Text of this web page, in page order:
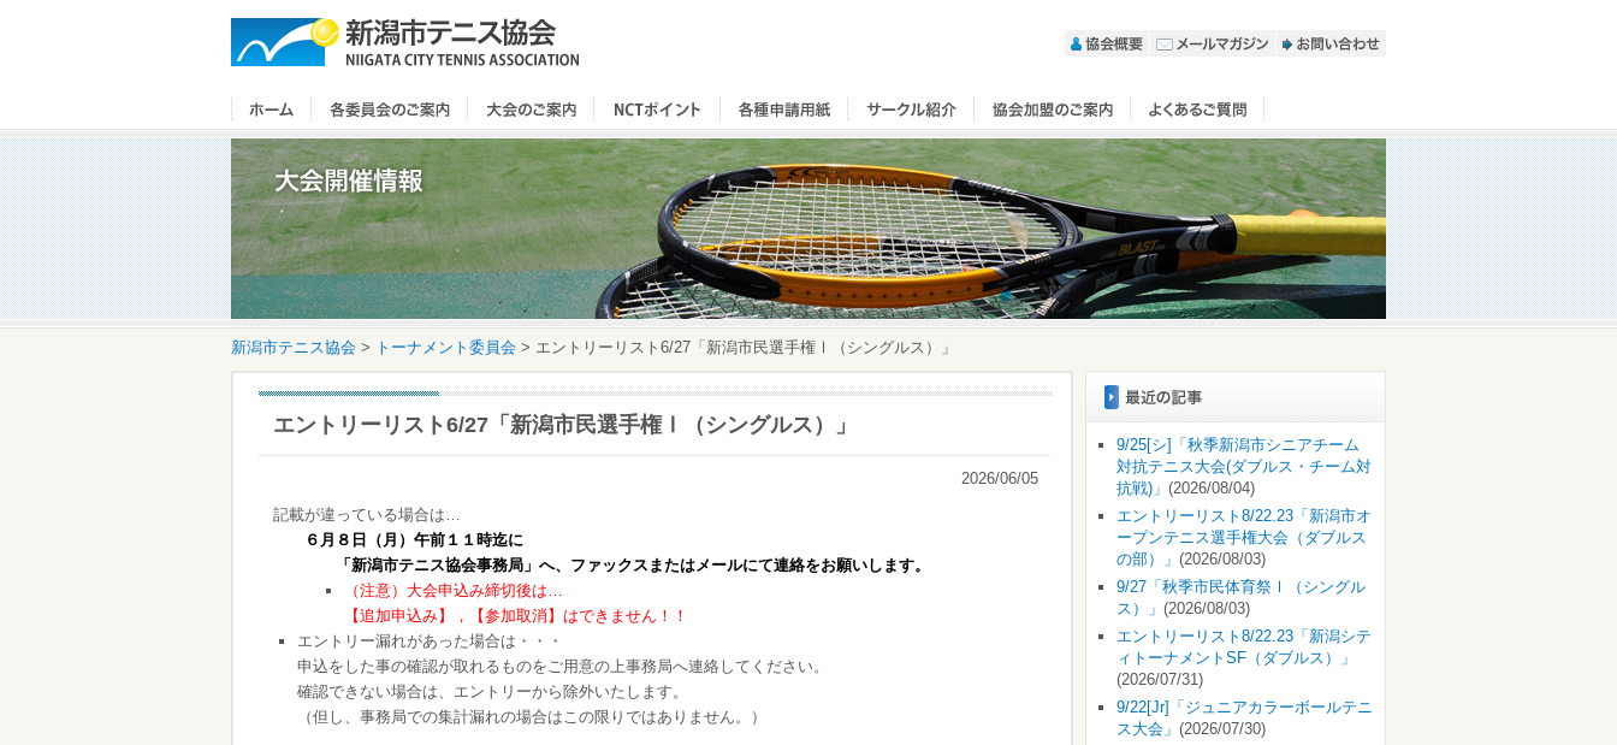
新潟市テニス協会 > トーナメント委員会 > エントリーリスト6/27「新潟市民選手権Ⅰ（シングルス）」
エントリーリスト6/27「新潟市民選手権Ⅰ（シングルス）」
2026/06/05
記載が違っている場合は…
６月８日（月）午前１１時迄に
「新潟市テニス協会事務局」へ、ファックスまたはメールにて連絡をお願いします。
（注意）大会申込み締切後は…
【追加申込み】，【参加取消】はできません！！
エントリー漏れがあった場合は・・・
申込をした事の確認が取れるものをご用意の上事務局へ連絡してください。
確認できない場合は、エントリーから除外いたします。
（但し、事務局での集計漏れの場合はこの限りではありません。）
9/25[シ]「秋季新潟市シニアチーム
対抗テニス大会(ダブルス・チーム対
抗戦)」 (2026/08/04)
エントリーリスト8/22.23「新潟市オ
ープンテニス選手権大会（ダブルス
の部）」 (2026/08/03)
9/27「秋季市民体育祭Ⅰ（シングル
ス）」 (2026/08/03)
エントリーリスト8/22.23「新潟シテ
ィトーナメントSF（ダブルス）」
(2026/07/31)
9/22[Jr]「ジュニアカラーボールテニ
ス大会」 (2026/07/30)